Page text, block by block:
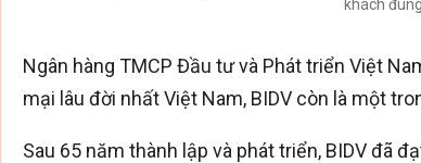
khách
Ngân hàng TMCP Đầu tư và Phát triển Việt
mại lâu đời nhất Việt Nam, BIDV còn là một
Sau 65 năm thành lập và phát triển, BIDV đã